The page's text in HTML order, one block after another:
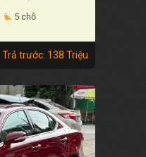
airline_seat_recline_extra 5 chỗ
Trả trước: 138 Triệu